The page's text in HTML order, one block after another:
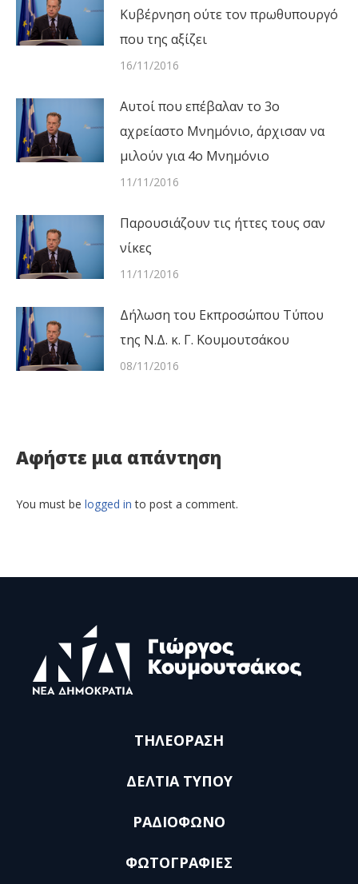
Κυβέρνηση ούτε τον πρωθυπουργό
που της αξίζει
16/11/2016
Αυτοί που επέβαλαν το 3ο
αχρείαστο Μνημόνιο, άρχισαν να
μιλούν για 4ο Μνημόνιο
11/11/2016
Παρουσιάζουν τις ήττες τους σαν
νίκες
11/11/2016
Δήλωση του Εκπροσώπου Τύπου
της Ν.Δ. κ. Γ. Κουμουτσάκου
08/11/2016
Αφήστε μια απάντηση
You must be logged in to post a comment.
ΤΗΛΕΟΡΑΣΗ
ΔΕΛΤΙΑ ΤΥΠΟΥ
ΡΑΔΙΟΦΩΝΟ
ΦΩΤΟΓΡΑΦΙΕΣ